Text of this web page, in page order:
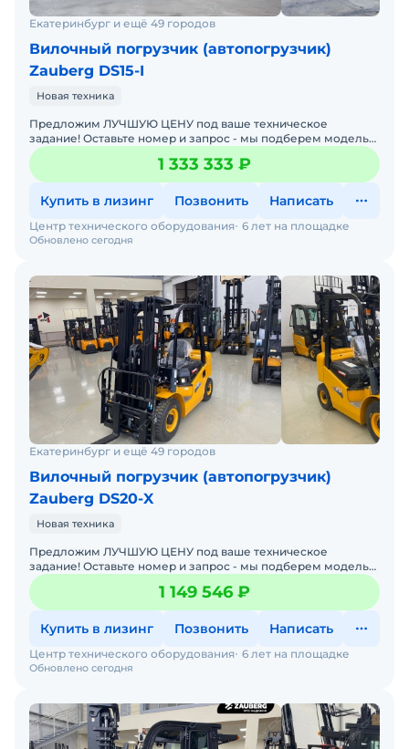
Екатеринбург и ещё 49 городов
Вилочный погрузчик (автопогрузчик)
Zauberg DS15-I
Новая техника
Предложим ЛУЧШУЮ ЦЕНУ под ваше техническое
задание! Оставьте номер и запрос - мы подберем модель
со СКИДКОЙ. В наличии на складах новые вилочные
погрузчики
1 333 333 ₽
Купить в лизинг Позвонить Написать
Обновлено сегодня
Центр технического оборудования 6 лет на площадке
Екатеринбург и ещё 49 городов
Вилочный погрузчик (автопогрузчик)
Zauberg DS20-X
Новая техника
Предложим ЛУЧШУЮ ЦЕНУ под ваше техническое
задание! Оставьте номер и запрос - мы подберем модель
со СКИДКОЙ. В наличии на складах новые вилочные
погрузчики
1 149 546 ₽
Купить в лизинг Позвонить Написать
Обновлено сегодня
Центр технического оборудования 6 лет на площадке